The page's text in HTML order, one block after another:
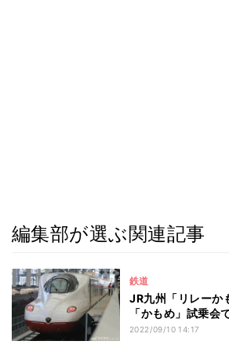
編集部が選ぶ関連記事
鉄道
JR九州「リレーか
「かもめ」試乗会
2022/09/10 14:17